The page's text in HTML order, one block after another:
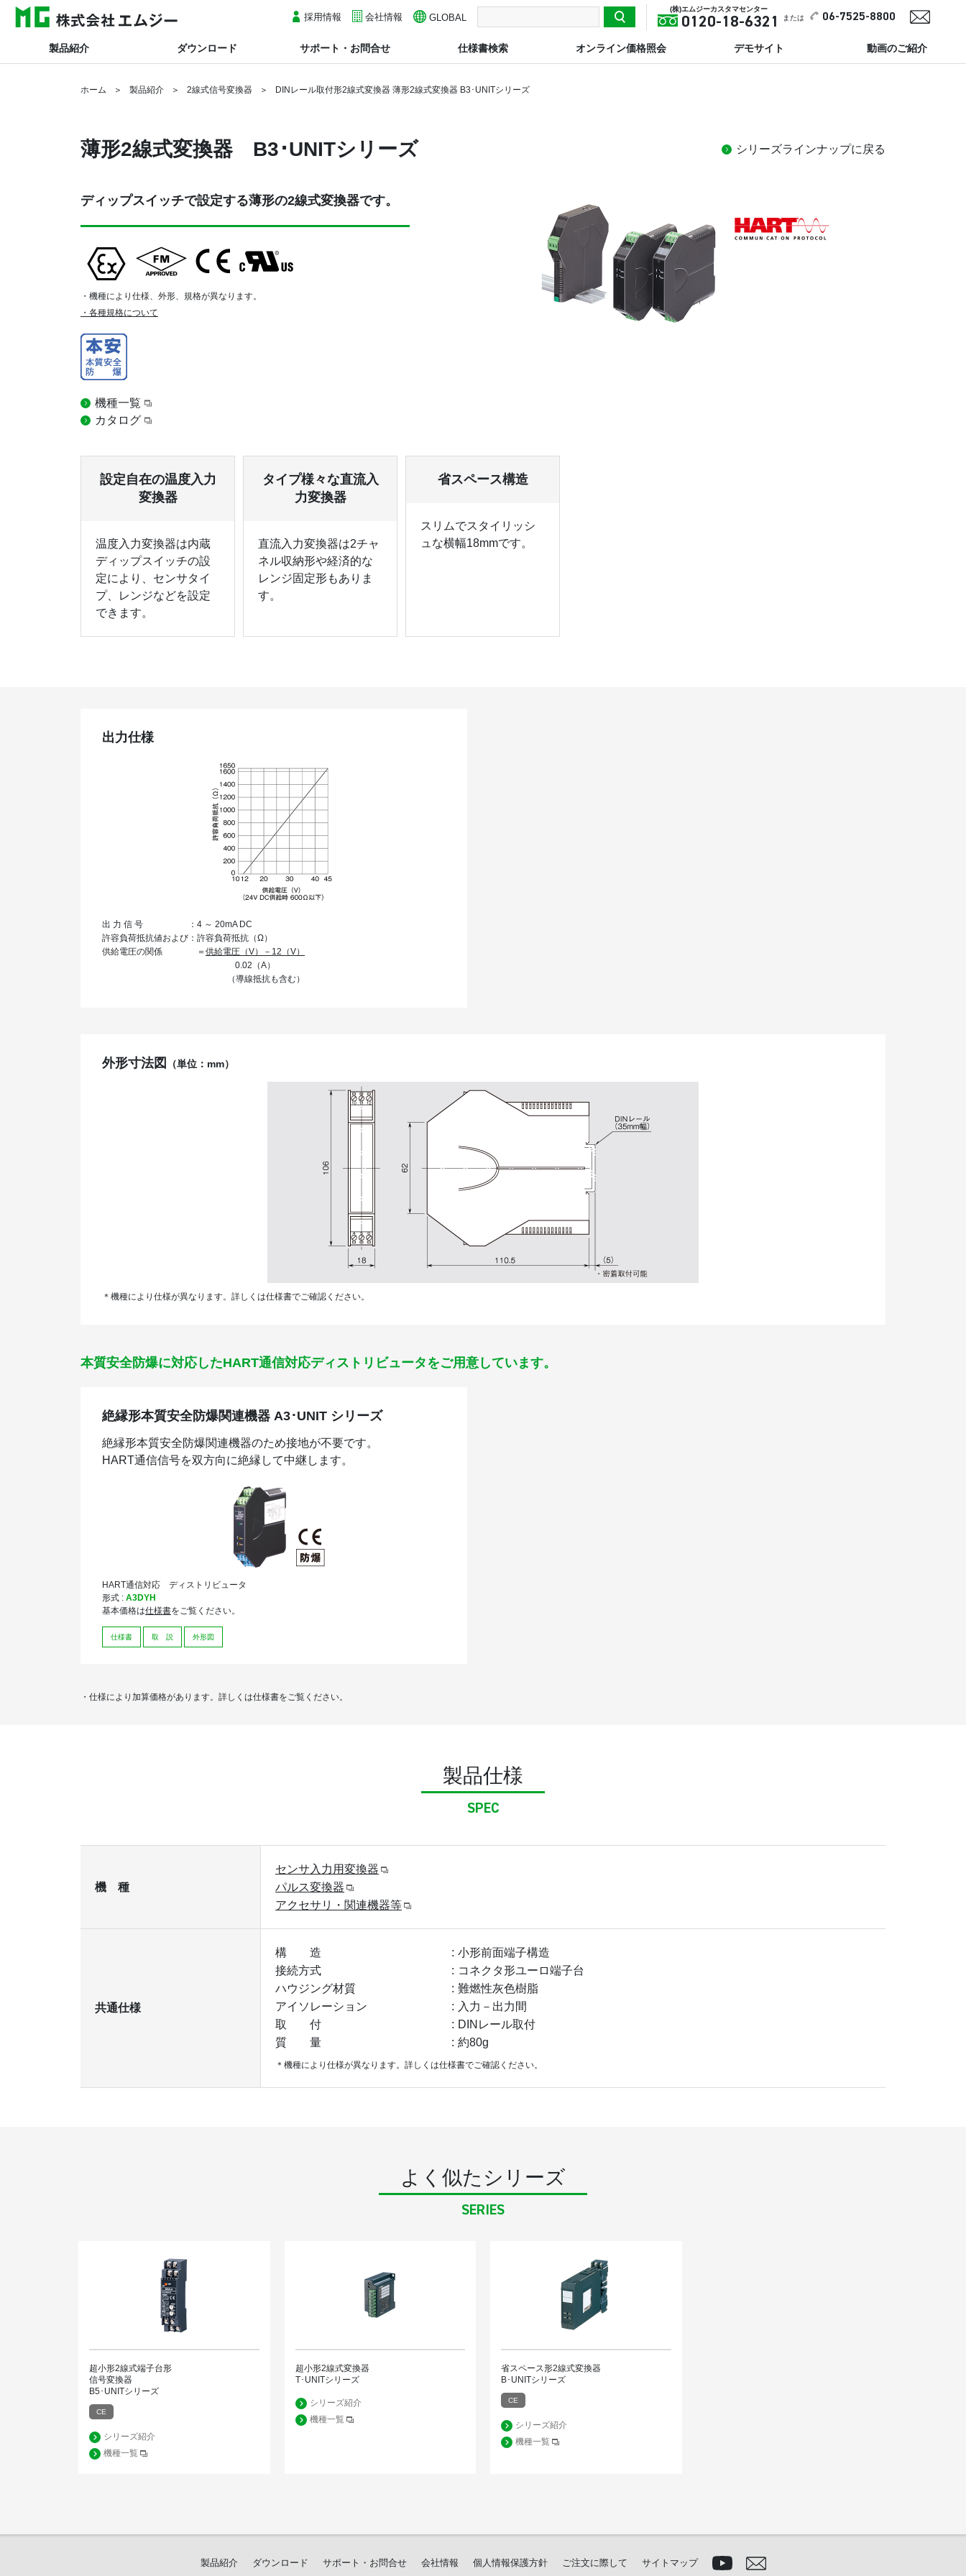
採用情報 会社情報 GLOBAL 検索
(株)エムジーカスタマセンター
0120-18-6321 または 06-7525-8800
製品紹介 ダウンロード サポート・お問合せ 仕様書検索 オンライン価格照会 デモサイト 動画のご紹介
ホーム 製品紹介 2線式信号変換器 DINレール取付形2線式変換器 薄形2線式変換器 B3･UNITシリーズ
薄形2線式変換器 B3･UNITシリーズ シリーズラインナップに戻る
ディップスイッチで設定する薄形の2線式変換器です。
・機種により仕様、外形、規格が異なります。
・各種規格について
機種一覧
カタログ
設定自在の温度入力
変換器
温度入力変換器は内蔵
ディップスイッチの設
定により、センサタイ
プ、レンジなどを設定
できます。
タイプ様々な直流入
力変換器
直流入力変換器は2チャ
ネル収納形や経済的な
レンジ固定形もありま
す。
省スペース構造
スリムでスタイリッシ
ュな横幅18mmです。
出力仕様
出 力 信 号 ： 4 ～ 20mA DC
許容負荷抵抗値および
供給電圧の関係
： 許容負荷抵抗（Ω）
＝ 供給電圧（V）－12（V）
0.02（A）
（導線抵抗も含む）
外形寸法図 （単位：mm）
＊機種により仕様が異なります。詳しくは仕様書でご確認ください。
本質安全防爆に対応したHART通信対応ディストリビュータをご用意しています。
絶縁形本質安全防爆関連機器 A3･UNIT シリーズ
絶縁形本質安全防爆関連機器のため接地が不要です。
HART通信信号を双方向に絶縁して中継します。
HART通信対応 ディストリビュータ
形式 : A3DYH
基本価格は仕様書をご覧ください。
仕様書 取 説 外形図
・仕様により加算価格があります。詳しくは仕様書をご覧ください。
製品仕様
SPEC
機 種
センサ入力用変換器
パルス変換器
アクセサリ・関連機器等
共通仕様
構 造
小形前面端子構造
接続方式
コネクタ形ユーロ端子台
ハウジング材質
難燃性灰色樹脂
アイソレーション
入力－出力間
取 付
DINレール取付
質 量
約80g
＊機種により仕様が異なります。詳しくは仕様書でご確認ください。
よく似たシリーズ
SERIES
超小形2線式端子台形
信号変換器
B5･UNITシリーズ
CE
シリーズ紹介
機種一覧
超小形2線式変換器
T･UNITシリーズ
シリーズ紹介
機種一覧
省スペース形2線式変換器
B･UNITシリーズ
CE
シリーズ紹介
機種一覧
製品紹介 ダウンロード サポート・お問合せ 会社情報 個人情報保護方針 ご注文に際して サイトマップ